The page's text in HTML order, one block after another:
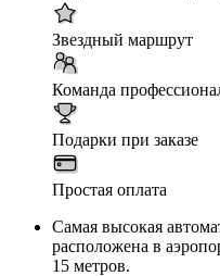
Звездный маршрут
Команда
Подарки при заказе
Простая оплата
Самая высокая
расположена в
15 метров.